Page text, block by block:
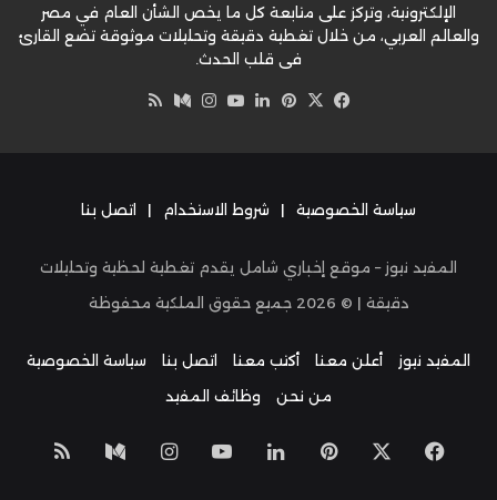
الإلكترونية، وتركز على متابعة كل ما يخص الشأن العام في مصر
والعالم العربي، من خلال تغطية دقيقة وتحليلات موثوقة تضع القارئ
في قلب الحدث.
فيسبوك
‫X بينتيريست
لينكدإن‫YouTube
انستقرام
وسط
سياسة الخصوصية | شروط الاستخدام | اتصل بنا
المفيد نيوز – موقع إخباري شامل يقدم تغطية لحظية وتحليلات
دقيقة | © 2026 جميع حقوق الملكية محفوظة
المفيد نيوز أعلن معنا أكتب معنا اتصل بنا
سياسة الخصوصية
من نحن
وظائف المفيد
فيسبوك بينتيريست
لينكدإن‫YouTube
انستقراموسط